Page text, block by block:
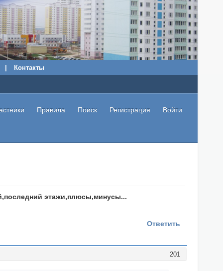
Контакты
Правила Поиск Регистрация Войти
этажи,плюсы,минусы...
Ответить
201